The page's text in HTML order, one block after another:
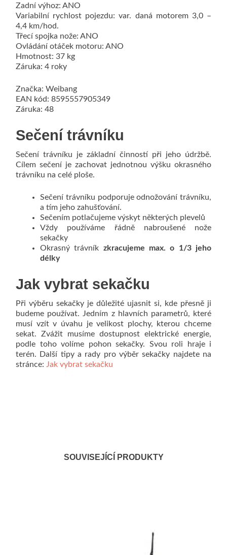
Zadní výhoz: ANO
Variabilní rychlost pojezdu: var. daná motorem 3,0 –
4,4 km/hod.
Třecí spojka nože: ANO
Ovládání otáček motoru: ANO
Hmotnost: 37 kg
Záruka: 4 roky
Značka: Weibang
EAN kód: 8595557905349
Záruka: 48
Sečení trávníku
Sečení trávníku je základní činností při jeho údržbě.
Cílem sečení je zachovat jednotnou výšku okrasného
trávníku na celé ploše.
Sečení trávníku podporuje odnožování trávníku,
a tím jeho zahušťování.
Sečením potlačujeme výskyt některých plevelů
Vždy používáme řádně nabroušené nože
sekačky
Okrasný trávník zkracujeme max. o 1/3 jeho
délky
Jak vybrat sekačku
Při výběru sekačky je důležité ujasnit si, kde přesně ji
budeme používat. Jedním z hlavních parametrů, které
musí vzít v úvahu je velikost plochy, kterou chceme
sekat. Zvážit musíme dostupnost elektrické energie,
podle toho volíme pohon sekačky. Svou roli hraje i
terén. Další tipy a rady pro výběr sekačky najdete na
stránce: Jak vybrat sekačku
SOUVISEJÍCÍ PRODUKTY